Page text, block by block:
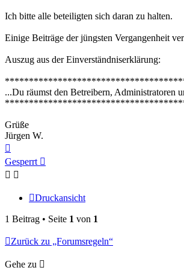
Ich bitte alle beteiligten sich daran zu halten.
Einige Beiträge der jüngsten Vergangenheit
Auszug aus der Einverständniserklärung:
...Du räumst den Betreibern, Administratoren
Grüße
Jürgen W.
oben
Gesperrt
Druckansicht
1 Beitrag • Seite 1 von 1
Zurück zu „Forumsregeln“
Gehe zu